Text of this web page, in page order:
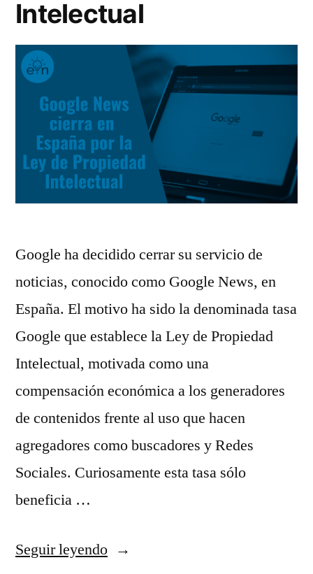
Intelectual
Google ha decidido cerrar su servicio de
noticias, conocido como Google News, en
España. El motivo ha sido la denominada tasa
Google que establece la Ley de Propiedad
Intelectual, motivada como una
compensación económica a los generadores
de contenidos frente al uso que hacen
agregadores como buscadores y Redes
Sociales. Curiosamente esta tasa sólo
beneficia …
Seguir leyendo«Google